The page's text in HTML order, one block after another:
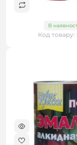
В
Код товару: